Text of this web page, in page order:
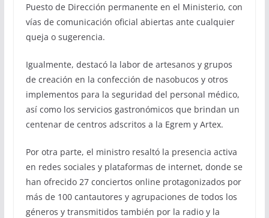
Puesto de Dirección permanente en el Ministerio, con
vías de comunicación oficial abiertas ante cualquier
queja o sugerencia.
Igualmente, destacó la labor de artesanos y grupos
de creación en la confección de nasobucos y otros
implementos para la seguridad del personal médico,
así como los servicios gastronómicos que brindan un
centenar de centros adscritos a la Egrem y Artex.
Por otra parte, el ministro resaltó la presencia activa
en redes sociales y plataformas de internet, donde se
han ofrecido 27 conciertos online protagonizados por
más de 100 cantautores y agrupaciones de todos los
géneros y transmitidos también por la radio y la